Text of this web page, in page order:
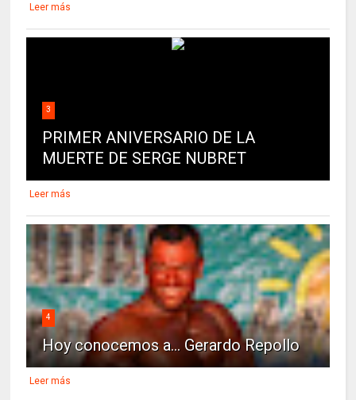
Leer más
3
PRIMER ANIVERSARIO DE LA
MUERTE DE SERGE NUBRET
Leer más
4
Hoy conocemos a... Gerardo Repollo
Leer más